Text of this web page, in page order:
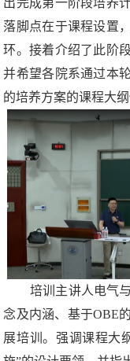
落脚点在于课程设置
环。接着介绍了此阶
并希望各院系通过本
的培养方案的课程大纲
培训主讲人电气与
念及内涵、基于OBE
展培训。强调课程大